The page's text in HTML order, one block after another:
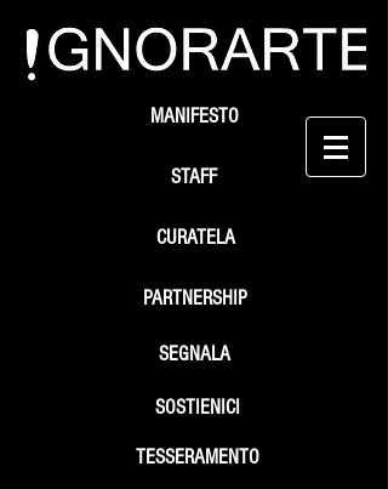
STAFF
SEGNALA
SOSTIENICI
MANIFESTO
PARTNERSHIP
TESSERAMENTO
CURATELA